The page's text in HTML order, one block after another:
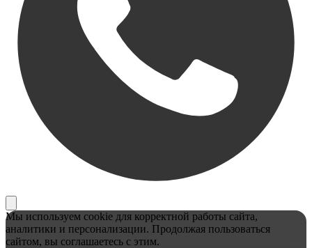
Мы используем cookie для корректной работы сайта,
аналитики и персонализации. Продолжая пользоваться
сайтом, вы соглашаетесь с этим.